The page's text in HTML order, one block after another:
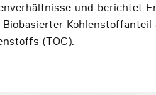
und berichtet
Biobasierter
(TOC).